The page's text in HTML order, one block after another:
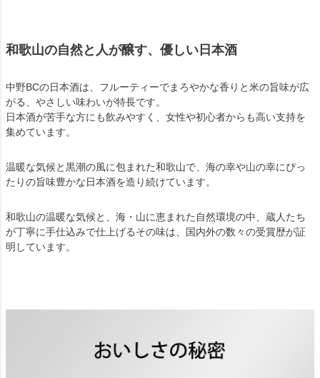
和歌山の自然と人が醸す、優しい日本酒
中野BCの日本酒は、フルーティーでまろやかな香りと米の旨味が広
がる、やさしい味わいが特長です。
日本酒が苦手な方にも飲みやすく、女性や初心者からも高い支持を
集めています。
温暖な気候と黒潮の風に包まれた和歌山で、海の幸や山の幸にぴっ
たりの旨味豊かな日本酒を造り続けています。
和歌山の温暖な気候と、海・山に恵まれた自然環境の中、蔵人たち
が丁寧に手仕込みで仕上げるその味は、国内外の数々の受賞歴が証
明しています。